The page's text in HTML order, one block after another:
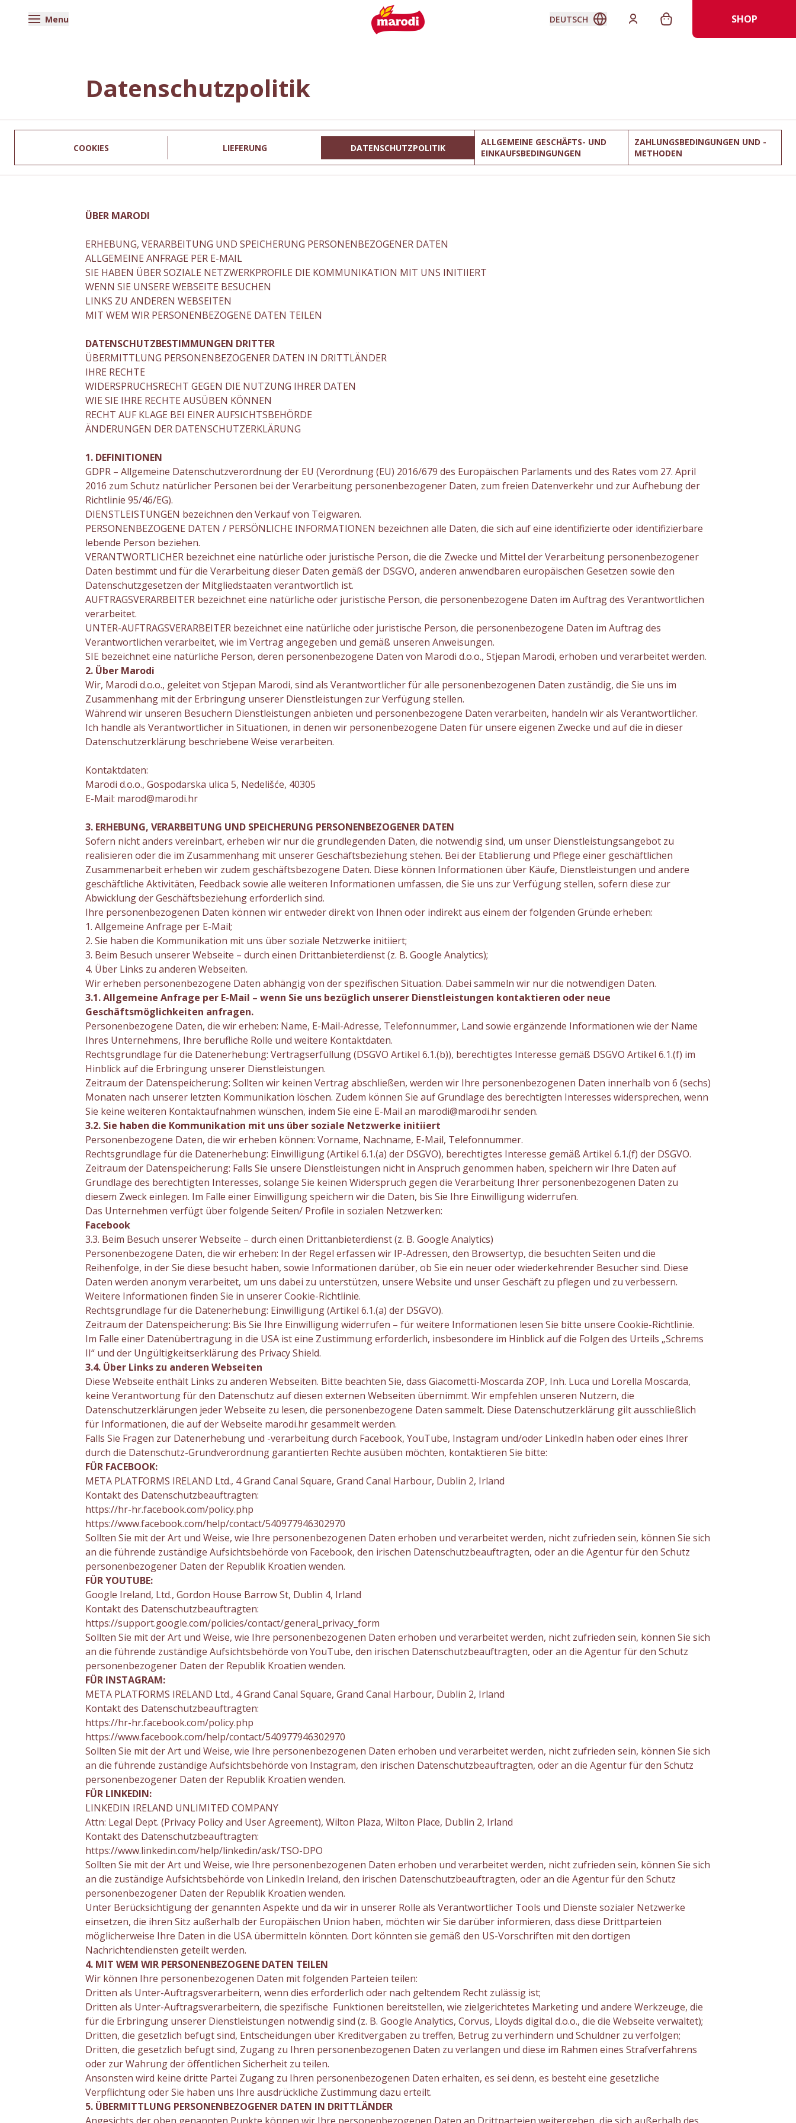
Menu DEUTSCH SHOP
Datenschutzpolitik
COOKIES LIEFERUNG DATENSCHUTZPOLITIK
ALLGEMEINE GESCHÄFTS- UND
EINKAUFSBEDINGUNGEN
ZAHLUNGSBEDINGUNGEN UND -
METHODEN
ÜBER MARODI
ERHEBUNG, VERARBEITUNG UND SPEICHERUNG PERSONENBEZOGENER DATEN
ALLGEMEINE ANFRAGE PER E-MAIL
SIE HABEN ÜBER SOZIALE NETZWERKPROFILE DIE KOMMUNIKATION MIT UNS INITIIERT
WENN SIE UNSERE WEBSEITE BESUCHEN
LINKS ZU ANDEREN WEBSEITEN
MIT WEM WIR PERSONENBEZOGENE DATEN TEILEN
DATENSCHUTZBESTIMMUNGEN DRITTER
ÜBERMITTLUNG PERSONENBEZOGENER DATEN IN DRITTLÄNDER
IHRE RECHTE
WIDERSPRUCHSRECHT GEGEN DIE NUTZUNG IHRER DATEN
WIE SIE IHRE RECHTE AUSÜBEN KÖNNEN
RECHT AUF KLAGE BEI EINER AUFSICHTSBEHÖRDE
ÄNDERUNGEN DER DATENSCHUTZERKLÄRUNG
1. DEFINITIONEN
GDPR – Allgemeine Datenschutzverordnung der EU (Verordnung (EU) 2016/679 des Europäischen Parlaments und des Rates vom 27. April
2016 zum Schutz natürlicher Personen bei der Verarbeitung personenbezogener Daten, zum freien Datenverkehr und zur Aufhebung der
Richtlinie 95/46/EG).
DIENSTLEISTUNGEN bezeichnen den Verkauf von Teigwaren.
PERSONENBEZOGENE DATEN / PERSÖNLICHE INFORMATIONEN bezeichnen alle Daten, die sich auf eine identifizierte oder identifizierbare
lebende Person beziehen.
VERANTWORTLICHER bezeichnet eine natürliche oder juristische Person, die die Zwecke und Mittel der Verarbeitung personenbezogener
Daten bestimmt und für die Verarbeitung dieser Daten gemäß der DSGVO, anderen anwendbaren europäischen Gesetzen sowie den
Datenschutzgesetzen der Mitgliedstaaten verantwortlich ist.
AUFTRAGSVERARBEITER bezeichnet eine natürliche oder juristische Person, die personenbezogene Daten im Auftrag des Verantwortlichen
verarbeitet.
UNTER-AUFTRAGSVERARBEITER bezeichnet eine natürliche oder juristische Person, die personenbezogene Daten im Auftrag des
Verantwortlichen verarbeitet, wie im Vertrag angegeben und gemäß unseren Anweisungen.
SIE bezeichnet eine natürliche Person, deren personenbezogene Daten von Marodi d.o.o., Stjepan Marodi, erhoben und verarbeitet werden.
2. Über Marodi
Wir, Marodi d.o.o., geleitet von Stjepan Marodi, sind als Verantwortlicher für alle personenbezogenen Daten zuständig, die Sie uns im
Zusammenhang mit der Erbringung unserer Dienstleistungen zur Verfügung stellen.
Während wir unseren Besuchern Dienstleistungen anbieten und personenbezogene Daten verarbeiten, handeln wir als Verantwortlicher.
Ich handle als Verantwortlicher in Situationen, in denen wir personenbezogene Daten für unsere eigenen Zwecke und auf die in dieser
Datenschutzerklärung beschriebene Weise verarbeiten.
Kontaktdaten:
Marodi d.o.o., Gospodarska ulica 5, Nedelišće, 40305
E-Mail: marod@marodi.hr
3. ERHEBUNG, VERARBEITUNG UND SPEICHERUNG PERSONENBEZOGENER DATEN
Sofern nicht anders vereinbart, erheben wir nur die grundlegenden Daten, die notwendig sind, um unser Dienstleistungsangebot zu
realisieren oder die im Zusammenhang mit unserer Geschäftsbeziehung stehen. Bei der Etablierung und Pflege einer geschäftlichen
Zusammenarbeit erheben wir zudem geschäftsbezogene Daten. Diese können Informationen über Käufe, Dienstleistungen und andere
geschäftliche Aktivitäten, Feedback sowie alle weiteren Informationen umfassen, die Sie uns zur Verfügung stellen, sofern diese zur
Abwicklung der Geschäftsbeziehung erforderlich sind.
Ihre personenbezogenen Daten können wir entweder direkt von Ihnen oder indirekt aus einem der folgenden Gründe erheben:
1. Allgemeine Anfrage per E-Mail;
2. Sie haben die Kommunikation mit uns über soziale Netzwerke initiiert;
3. Beim Besuch unserer Webseite – durch einen Drittanbieterdienst (z. B. Google Analytics);
4. Über Links zu anderen Webseiten.
Wir erheben personenbezogene Daten abhängig von der spezifischen Situation. Dabei sammeln wir nur die notwendigen Daten.
3.1. Allgemeine Anfrage per E-Mail – wenn Sie uns bezüglich unserer Dienstleistungen kontaktieren oder neue
Geschäftsmöglichkeiten anfragen.
Personenbezogene Daten, die wir erheben: Name, E-Mail-Adresse, Telefonnummer, Land sowie ergänzende Informationen wie der Name
Ihres Unternehmens, Ihre berufliche Rolle und weitere Kontaktdaten.
Rechtsgrundlage für die Datenerhebung: Vertragserfüllung (DSGVO Artikel 6.1.(b)), berechtigtes Interesse gemäß DSGVO Artikel 6.1.(f) im
Hinblick auf die Erbringung unserer Dienstleistungen.
Zeitraum der Datenspeicherung: Sollten wir keinen Vertrag abschließen, werden wir Ihre personenbezogenen Daten innerhalb von 6 (sechs)
Monaten nach unserer letzten Kommunikation löschen. Zudem können Sie auf Grundlage des berechtigten Interesses widersprechen, wenn
Sie keine weiteren Kontaktaufnahmen wünschen, indem Sie eine E-Mail an marodi@marodi.hr senden.
3.2. Sie haben die Kommunikation mit uns über soziale Netzwerke initiiert
Personenbezogene Daten, die wir erheben können: Vorname, Nachname, E-Mail, Telefonnummer.
Rechtsgrundlage für die Datenerhebung: Einwilligung (Artikel 6.1.(a) der DSGVO), berechtigtes Interesse gemäß Artikel 6.1.(f) der DSGVO.
Zeitraum der Datenspeicherung: Falls Sie unsere Dienstleistungen nicht in Anspruch genommen haben, speichern wir Ihre Daten auf
Grundlage des berechtigten Interesses, solange Sie keinen Widerspruch gegen die Verarbeitung Ihrer personenbezogenen Daten zu
diesem Zweck einlegen. Im Falle einer Einwilligung speichern wir die Daten, bis Sie Ihre Einwilligung widerrufen.
Das Unternehmen verfügt über folgende Seiten/ Profile in sozialen Netzwerken:
Facebook
3.3. Beim Besuch unserer Webseite – durch einen Drittanbieterdienst (z. B. Google Analytics)
Personenbezogene Daten, die wir erheben: In der Regel erfassen wir IP-Adressen, den Browsertyp, die besuchten Seiten und die
Reihenfolge, in der Sie diese besucht haben, sowie Informationen darüber, ob Sie ein neuer oder wiederkehrender Besucher sind. Diese
Daten werden anonym verarbeitet, um uns dabei zu unterstützen, unsere Website und unser Geschäft zu pflegen und zu verbessern.
Weitere Informationen finden Sie in unserer Cookie-Richtlinie.
Rechtsgrundlage für die Datenerhebung: Einwilligung (Artikel 6.1.(a) der DSGVO).
Zeitraum der Datenspeicherung: Bis Sie Ihre Einwilligung widerrufen – für weitere Informationen lesen Sie bitte unsere Cookie-Richtlinie.
Im Falle einer Datenübertragung in die USA ist eine Zustimmung erforderlich, insbesondere im Hinblick auf die Folgen des Urteils „Schrems
II“ und der Ungültigkeitserklärung des Privacy Shield.
3.4. Über Links zu anderen Webseiten
Diese Webseite enthält Links zu anderen Webseiten. Bitte beachten Sie, dass Giacometti-Moscarda ZOP, Inh. Luca und Lorella Moscarda,
keine Verantwortung für den Datenschutz auf diesen externen Webseiten übernimmt. Wir empfehlen unseren Nutzern, die
Datenschutzerklärungen jeder Webseite zu lesen, die personenbezogene Daten sammelt. Diese Datenschutzerklärung gilt ausschließlich
für Informationen, die auf der Webseite marodi.hr gesammelt werden.
Falls Sie Fragen zur Datenerhebung und -verarbeitung durch Facebook, YouTube, Instagram und/oder LinkedIn haben oder eines Ihrer
durch die Datenschutz-Grundverordnung garantierten Rechte ausüben möchten, kontaktieren Sie bitte:
FÜR FACEBOOK:
META PLATFORMS IRELAND Ltd., 4 Grand Canal Square, Grand Canal Harbour, Dublin 2, Irland
Kontakt des Datenschutzbeauftragten:
https://hr-hr.facebook.com/policy.php
https://www.facebook.com/help/contact/540977946302970
Sollten Sie mit der Art und Weise, wie Ihre personenbezogenen Daten erhoben und verarbeitet werden, nicht zufrieden sein, können Sie sich
an die führende zuständige Aufsichtsbehörde von Facebook, den irischen Datenschutzbeauftragten, oder an die Agentur für den Schutz
personenbezogener Daten der Republik Kroatien wenden.
FÜR YOUTUBE:
Google Ireland, Ltd., Gordon House Barrow St, Dublin 4, Irland
Kontakt des Datenschutzbeauftragten:
https://support.google.com/policies/contact/general_privacy_form
Sollten Sie mit der Art und Weise, wie Ihre personenbezogenen Daten erhoben und verarbeitet werden, nicht zufrieden sein, können Sie sich
an die führende zuständige Aufsichtsbehörde von YouTube, den irischen Datenschutzbeauftragten, oder an die Agentur für den Schutz
personenbezogener Daten der Republik Kroatien wenden.
FÜR INSTAGRAM:
META PLATFORMS IRELAND Ltd., 4 Grand Canal Square, Grand Canal Harbour, Dublin 2, Irland
Kontakt des Datenschutzbeauftragten:
https://hr-hr.facebook.com/policy.php
https://www.facebook.com/help/contact/540977946302970
Sollten Sie mit der Art und Weise, wie Ihre personenbezogenen Daten erhoben und verarbeitet werden, nicht zufrieden sein, können Sie sich
an die führende zuständige Aufsichtsbehörde von Instagram, den irischen Datenschutzbeauftragten, oder an die Agentur für den Schutz
personenbezogener Daten der Republik Kroatien wenden.
FÜR LINKEDIN:
LINKEDIN IRELAND UNLIMITED COMPANY
Attn: Legal Dept. (Privacy Policy and User Agreement), Wilton Plaza, Wilton Place, Dublin 2, Irland
Kontakt des Datenschutzbeauftragten:
https://www.linkedin.com/help/linkedin/ask/TSO-DPO
Sollten Sie mit der Art und Weise, wie Ihre personenbezogenen Daten erhoben und verarbeitet werden, nicht zufrieden sein, können Sie sich
an die zuständige Aufsichtsbehörde von LinkedIn Ireland, den irischen Datenschutzbeauftragten, oder an die Agentur für den Schutz
personenbezogener Daten der Republik Kroatien wenden.
Unter Berücksichtigung der genannten Aspekte und da wir in unserer Rolle als Verantwortlicher Tools und Dienste sozialer Netzwerke
einsetzen, die ihren Sitz außerhalb der Europäischen Union haben, möchten wir Sie darüber informieren, dass diese Drittparteien
möglicherweise Ihre Daten in die USA übermitteln könnten. Dort könnten sie gemäß den US-Vorschriften mit den dortigen
Nachrichtendiensten geteilt werden.
4. MIT WEM WIR PERSONENBEZOGENE DATEN TEILEN
Wir können Ihre personenbezogenen Daten mit folgenden Parteien teilen:
Dritten als Unter-Auftragsverarbeitern, wenn dies erforderlich oder nach geltendem Recht zulässig ist;
Dritten als Unter-Auftragsverarbeitern, die spezifische Funktionen bereitstellen, wie zielgerichtetes Marketing und andere Werkzeuge, die
für die Erbringung unserer Dienstleistungen notwendig sind (z. B. Google Analytics, Corvus, Lloyds digital d.o.o., die die Webseite verwaltet);
Dritten, die gesetzlich befugt sind, Entscheidungen über Kreditvergaben zu treffen, Betrug zu verhindern und Schuldner zu verfolgen;
Dritten, die gesetzlich befugt sind, Zugang zu Ihren personenbezogenen Daten zu verlangen und diese im Rahmen eines Strafverfahrens
oder zur Wahrung der öffentlichen Sicherheit zu teilen.
Ansonsten wird keine dritte Partei Zugang zu Ihren personenbezogenen Daten erhalten, es sei denn, es besteht eine gesetzliche
Verpflichtung oder Sie haben uns Ihre ausdrückliche Zustimmung dazu erteilt.
5. ÜBERMITTLUNG PERSONENBEZOGENER DATEN IN DRITTLÄNDER